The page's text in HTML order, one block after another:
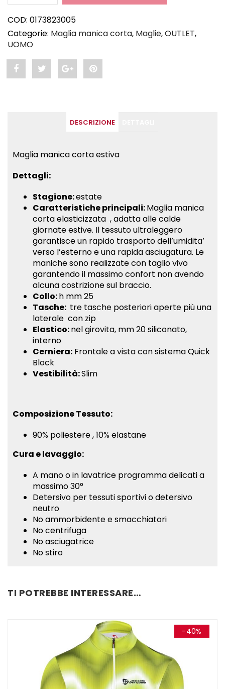
COD: 0173823005
Categorie: Maglia manica corta, Maglie,OUTLET,
UOMO
Share
giallo"
Facebook
Post
corta
giallo"
on
Twitter
Share
Maglia
on
Google
Plus
Pin
Maglia
on
Pinterest
DESCRIZIONE
Maglia manica corta estiva
Dettagli:
Stagione:estate
Caratteristiche principali:Maglia manica
corta elasticizzata , adatta alle calde
giornate estive. Il tessuto ultraleggero
garantisce un rapido trasporto dell’umidita’
verso l’esterno e una rapida asciugatura. Le
maniche sono realizzate con taglio vivo
garantendo il massimo confort non avendo
alcuna costrizione sul braccio.
Collo:h mm 25
Tasche: tre tasche posteriori aperte più una
laterale con zip
Elastico:nel girovita, mm 20 siliconato,
interno
Cerniera: Frontale a vista con sistema Quick
Block
Vestibilità:Slim
Composizione Tessuto:
90% poliestere , 10% elastane
Cura e lavaggio:
A mano o in lavatrice programma delicati a
massimo 30°
Detersivo per tessuti sportivi o detersivo
neutro
No ammorbidente e smacchiatori
No centrifuga
No asciugatrice
No stiro
TI POTREBBE INTERESSARE…
-40%